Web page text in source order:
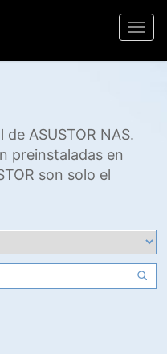
ASUSTOR NAS.
preinstaladas en
son solo el